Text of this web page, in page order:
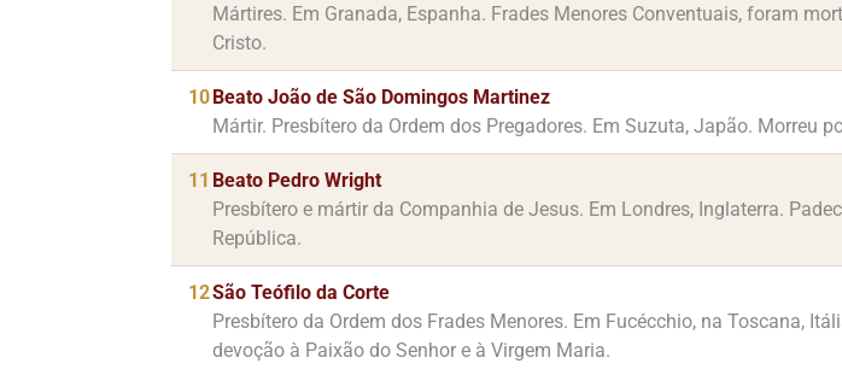
Mártires. Em Granada, Espanha. Frades Menores Conventuais, foram
Cristo.
10Beato João de São Domingos Martinez
Mártir. Presbítero da Ordem dos Pregadores. Em Suzuta, Japão. Morreu
11 Beato Pedro Wright
Presbítero e mártir da Companhia de Jesus. Em Londres, Inglaterra.
República.
12São Teófilo da Corte
Presbítero da Ordem dos Frades Menores. Em Fucécchio, na Toscana,
devoção à Paixão do Senhor e à Virgem Maria.